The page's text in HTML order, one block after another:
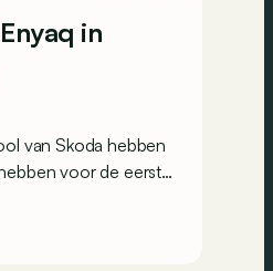
in
van Skoda hebben
voor de eerste